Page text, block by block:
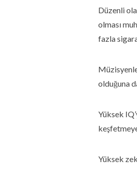
Düzenli
olması
fazla
olduğuna
Yüksek
Yüksek